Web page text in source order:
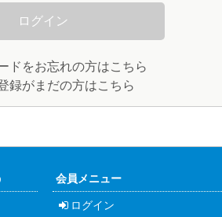
ドをお忘れの方はこちら
録がまだの方はこちら
会員メニュー
ログイン